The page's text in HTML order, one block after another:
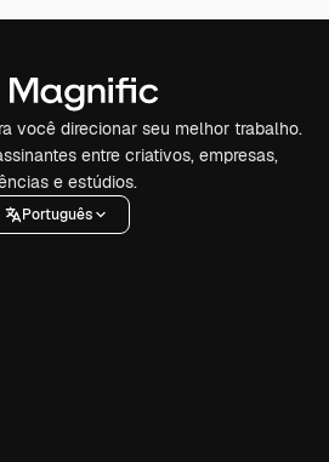
você direcionar seu melhor trabalho.
entre criativos, empresas,
e estúdios.
Português